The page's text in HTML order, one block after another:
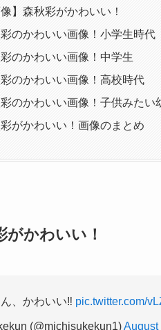
像】森秋彩がかわいい！
のかわいい画像！小学生時代
のかわいい画像！中学生
のかわいい画像！高校時代
のかわいい画像！子供みた
がかわいい！画像のまとめ
がかわいい！
、かわいい‼️ pic.twitter.com/
(@michisukekun1)August